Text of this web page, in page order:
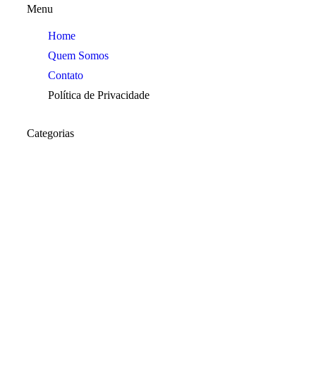
Menu
Home
Quem Somos
Contato
Política de Privacidade
Categorias